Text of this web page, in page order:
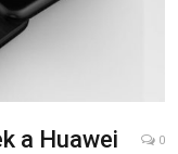
a Huawei
0